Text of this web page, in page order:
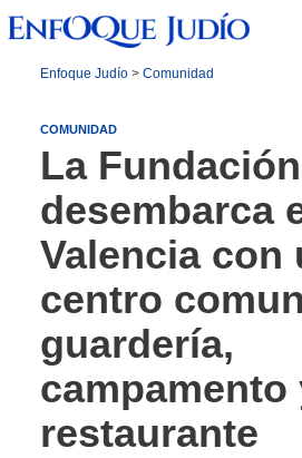
Enfoque Judío> Comunidad
COMUNIDAD
La
desembarca
Valencia con
centro
guardería,
campamento
restaurante